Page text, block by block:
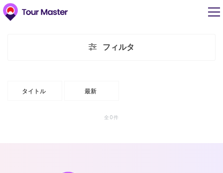
フィルタ
タイトル 最新
全0件